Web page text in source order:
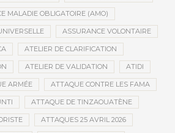
MALADIE OBLIGATOIRE (AMO)
ASSURANCE VOLONTAIRE
ATELIER DE CLARIFICATION
ATELIER DE VALIDATION ATIDI
ARMÉE ATTAQUE CONTRE LES FAMA
ATTAQUE DE TINZAOUATÈNE
ATTAQUES 25 AVRIL 2026